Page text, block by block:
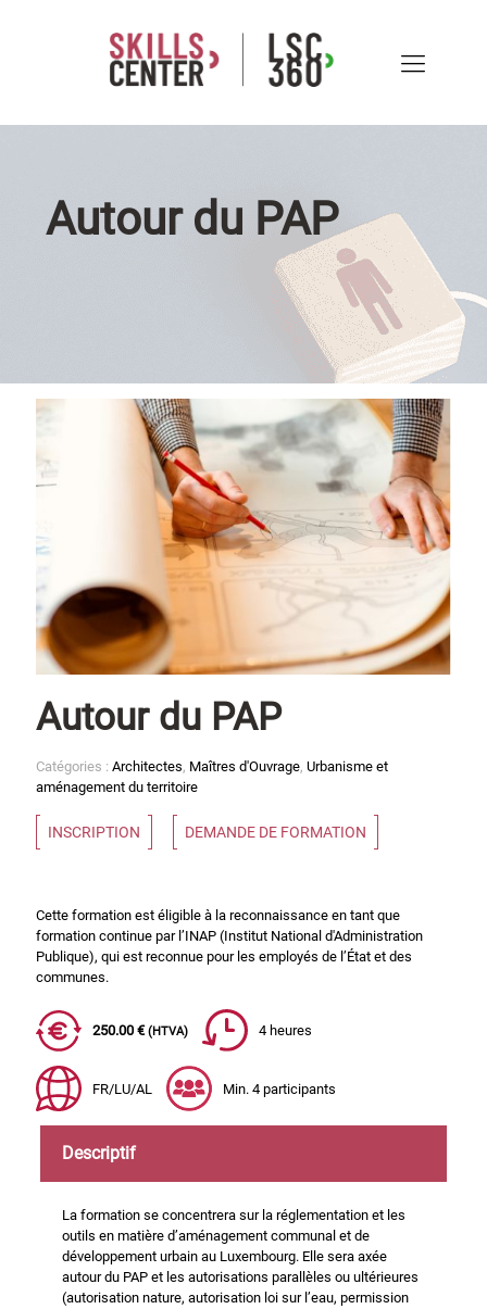
Autour du PAP
Autour du PAP
Catégories : Architectes, Maîtres d'Ouvrage, Urbanisme et
aménagement du territoire
INSCRIPTION DEMANDE DE FORMATION
Cette formation est éligible à la reconnaissance en tant que
formation continue par l’INAP (Institut National d'Administration
Publique), qui est reconnue pour les employés de l’État et des
communes.
250.00 €(HTVA) 4 heures
FR/LU/AL Min. 4 participants
Descriptif
La formation se concentrera sur la réglementation et les
outils en matière d’aménagement communal et de
développement urbain au Luxembourg. Elle sera axée
autour du PAP et les autorisations parallèles ou ultérieures
(autorisation nature, autorisation loi sur l’eau, permission